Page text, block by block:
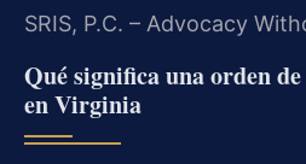
SRIS, P.C. – Advocacy
Qué significa una orden
en Virginia